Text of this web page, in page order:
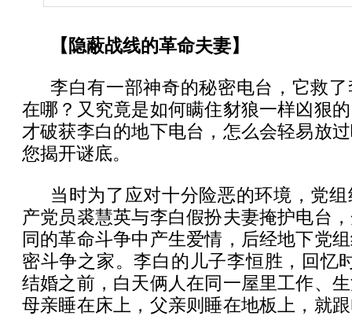
【隐蔽战线的革命夫妻】
李白有一部神奇的秘密电台，它救
在哪？又究竟是如何瞒住豺狼一样凶狠
才破获李白的地下电台，怎么会轻易放
您揭开谜底。
当时为了应对十分险恶的环境，党
产党员裘慧英与李白假扮夫妻掩护电台
同的革命斗争中产生爱情，后经地下党
密斗争之家。李白的儿子李恒胜，回忆
结婚之前，白天俩人在同一屋里工作、
母亲睡在床上，父亲则睡在地板上，就